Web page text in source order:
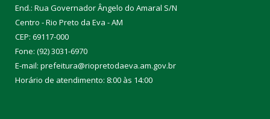
End.: Rua Governador Ângelo do Amaral S/N
Centro - Rio Preto da Eva - AM
CEP: 69117-000
Fone: (92) 3031-6970
E-mail: prefeitura@riopretodaeva.am.gov.br
Horário de atendimento: 8:00 às 14:00